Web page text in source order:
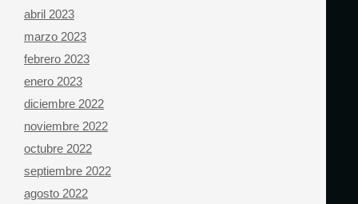
abril 2023
marzo 2023
febrero 2023
enero 2023
diciembre 2022
noviembre 2022
octubre 2022
septiembre 2022
agosto 2022